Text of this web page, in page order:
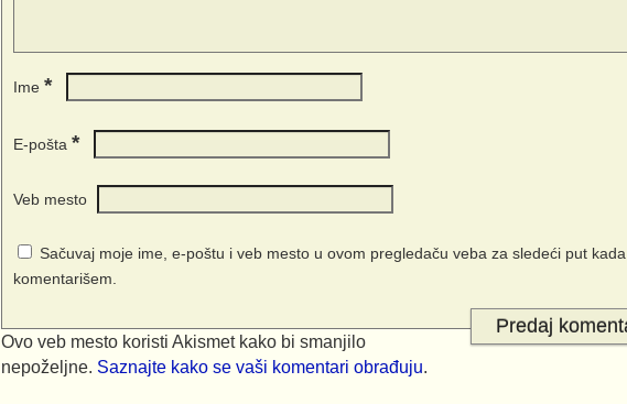
Ime *
E-pošta *
Veb mesto
Sačuvaj moje ime, e-poštu i veb mesto u ovom pregledaču veba za sledeći put kada
komentarišem.
Ovo veb mesto koristi Akismet kako bi smanjilo
nepoželjne. Saznajte kako se vaši komentari obrađuju.